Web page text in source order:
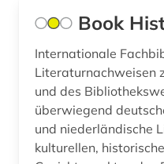
bilddatenbank (2)
bildnismalerei (1)
bildstock (1)
bildung (8)
Book
Internationale
Literaturnachweisen
und des
überwiegend
und niederländische
kulturellen,